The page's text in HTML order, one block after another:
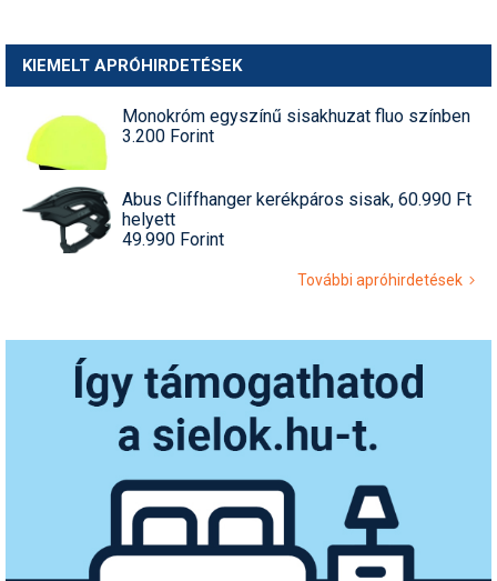
KIEMELT APRÓHIRDETÉSEK
Monokróm egyszínű sisakhuzat fluo színben
3.200 Forint
Abus Cliffhanger kerékpáros sisak, 60.990 Ft
helyett
49.990 Forint
További apróhirdetések